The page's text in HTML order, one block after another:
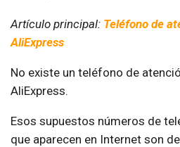
Artículo principal: Teléfono de
AliExpress
No existe un teléfono de
AliExpress.
Esos supuestos números de
que aparecen en Internet son